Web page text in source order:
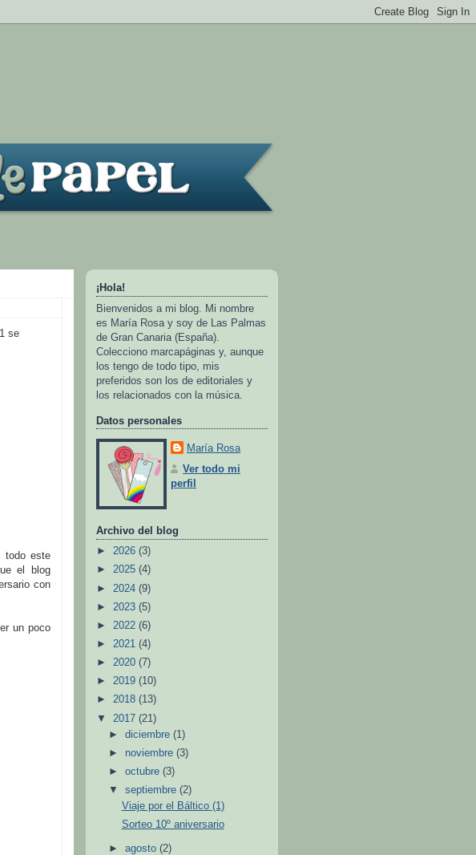
se
todo este
el blog
con
un poco
¡Hola!
Bienvenidos a mi blog. Mi nombre
es María Rosa y soy de Las Palmas
de Gran Canaria (España).
Colecciono marcapáginas y, aunque
los tengo de todo tipo, mis
preferidos son los de editoriales y
los relacionados con la música.
Datos personales
María Rosa
Ver todo mi
perfil
Archivo del blog
► 2026 (3)
► 2025 (4)
► 2024 (9)
► 2023 (5)
► 2022 (6)
► 2021 (4)
► 2020 (7)
► 2019 (10)
► 2018 (13)
▼ 2017 (21)
►diciembre(1)
► noviembre(3)
►octubre(3)
▼septiembre(2)
Viaje por el Báltico (1)
Sorteo 10º aniversario
►agosto(2)